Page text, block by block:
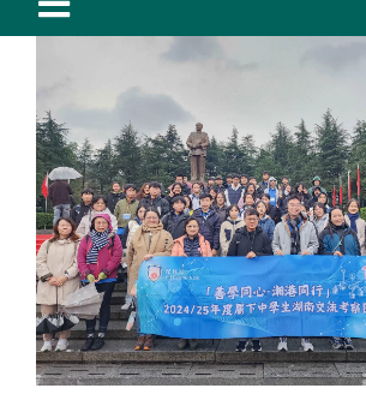
Toggle
Navigation
保良局百周年李兆忠紀念中學
Centenary
Curricula
Co-curricular Activity
Centenarian
Companion